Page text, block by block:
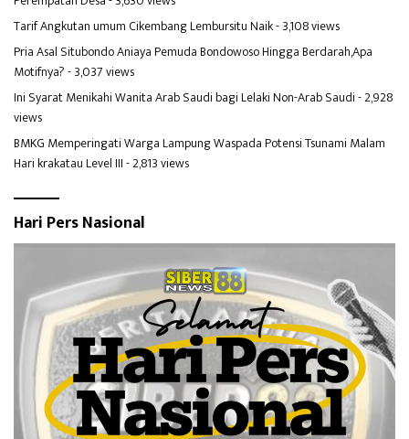
Tarif Angkutan umum Cikembang Lembursitu Naik- 3,108 views
Pria Asal Situbondo Aniaya Pemuda Bondowoso Hingga Berdarah,Apa
Motifnya?- 3,037 views
Ini Syarat Menikahi Wanita Arab Saudi bagi Lelaki Non-Arab Saudi- 2,928
views
BMKG Memperingati Warga Lampung Waspada Potensi Tsunami Malam
Hari krakatau Level III- 2,813 views
Hari Pers Nasional